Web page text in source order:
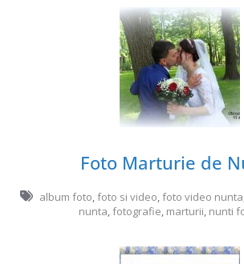
Foto Marturie de
album foto,foto si video,foto video nunta
nunta,fotografie, marturii, nunti